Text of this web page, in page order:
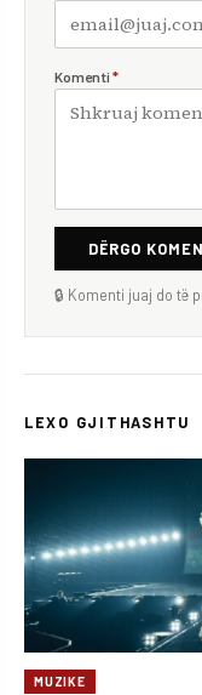
Komenti *
DËRGO
🔒 Komenti juaj do të
LEXO GJITHASHTU
MUZIKE